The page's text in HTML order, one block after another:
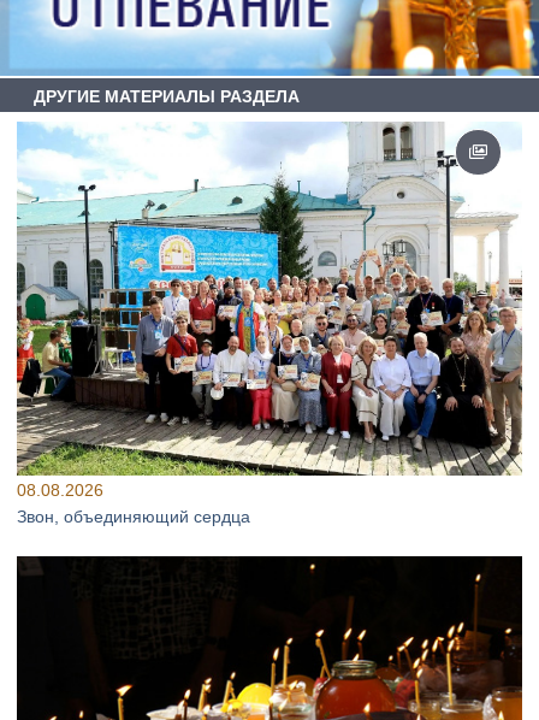
ДРУГИЕ МАТЕРИАЛЫ РАЗДЕЛА
08.08.2026
Звон, объединяющий сердца